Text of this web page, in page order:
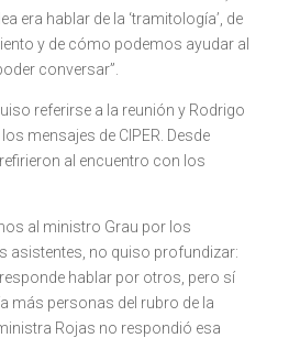
era hablar de la ‘tramitología’, de
y de cómo podemos ayudar al
conversar”.
referirse a la reunión y Rodrigo
mensajes de CIPER. Desde
al encuentro con los
al ministro Grau por los
asistentes, no quiso profundizar:
hablar por otros, pero sí
más personas del rubro de la
Rojas no respondió esa